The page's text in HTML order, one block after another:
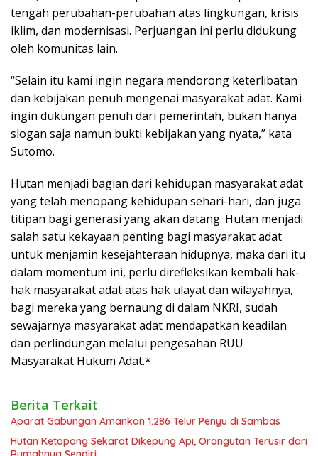
tengah perubahan-perubahan atas lingkungan, krisis
iklim, dan modernisasi. Perjuangan ini perlu didukung
oleh komunitas lain.
“Selain itu kami ingin negara mendorong keterlibatan
dan kebijakan penuh mengenai masyarakat adat. Kami
ingin dukungan penuh dari pemerintah, bukan hanya
slogan saja namun bukti kebijakan yang nyata,” kata
Sutomo.
Hutan menjadi bagian dari kehidupan masyarakat adat
yang telah menopang kehidupan sehari-hari, dan juga
titipan bagi generasi yang akan datang. Hutan menjadi
salah satu kekayaan penting bagi masyarakat adat
untuk menjamin kesejahteraan hidupnya, maka dari itu
dalam momentum ini, perlu direfleksikan kembali hak-
hak masyarakat adat atas hak ulayat dan wilayahnya,
bagi mereka yang bernaung di dalam NKRI, sudah
sewajarnya masyarakat adat mendapatkan keadilan
dan perlindungan melalui pengesahan RUU
Masyarakat Hukum Adat.*
Berita Terkait
Aparat Gabungan Amankan 1.286 Telur Penyu di Sambas
Hutan Ketapang Sekarat Dikepung Api, Orangutan Terusir dari